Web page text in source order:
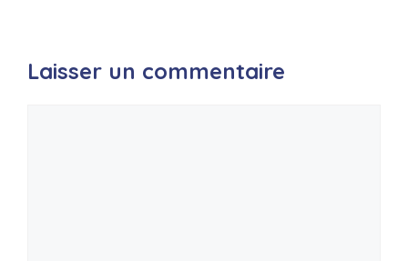
Laisser un commentaire